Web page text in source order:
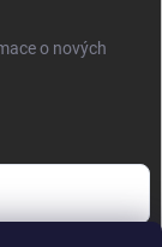
o nových